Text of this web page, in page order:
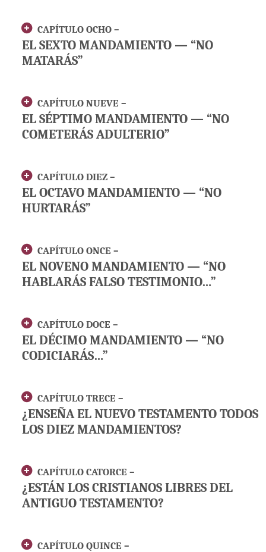
CAPÍTULO OCHO –
EL SEXTO MANDAMIENTO — “NO
MATARÁS”
CAPÍTULO NUEVE –
EL SÉPTIMO MANDAMIENTO — “NO
COMETERÁS ADULTERIO”
CAPÍTULO DIEZ –
EL OCTAVO MANDAMIENTO — “NO
HURTARÁS”
CAPÍTULO ONCE –
EL NOVENO MANDAMIENTO — “NO
HABLARÁS FALSO TESTIMONIO…”
CAPÍTULO DOCE –
EL DÉCIMO MANDAMIENTO — “NO
CODICIARÁS…”
CAPÍTULO TRECE –
¿ENSEÑA EL NUEVO TESTAMENTO TODOS
LOS DIEZ MANDAMIENTOS?
CAPÍTULO CATORCE –
¿ESTÁN LOS CRISTIANOS LIBRES DEL
ANTIGUO TESTAMENTO?
CAPÍTULO QUINCE –